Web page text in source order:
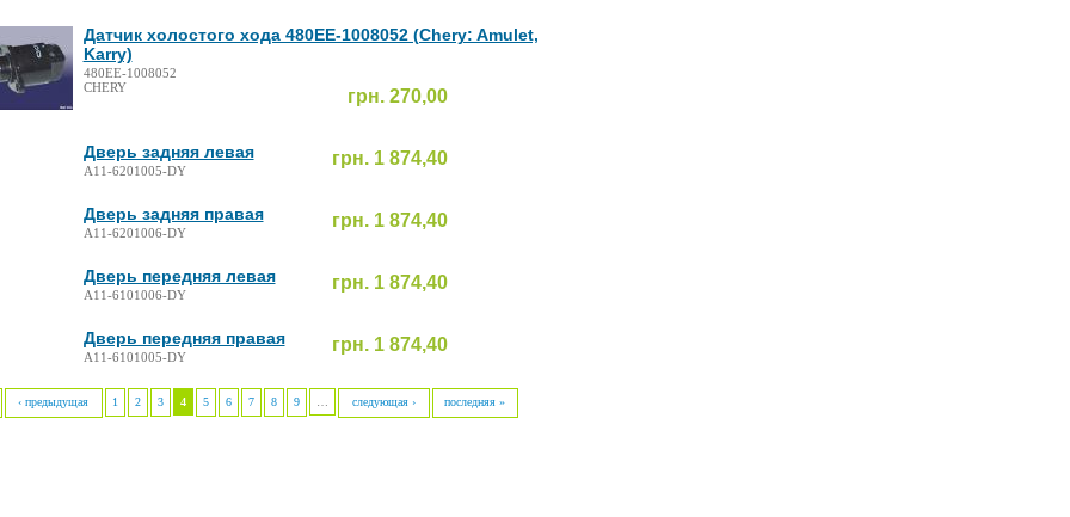
Датчик холостого хода 480EE-1008052 (Chery: Amulet,
Karry)
грн. 270,00
480EE-1008052
CHERY
Дверь задняя левая грн. 1 874,40
A11-6201005-DY
Дверь задняя правая грн. 1 874,40
A11-6201006-DY
Дверь передняя левая грн. 1 874,40
A11-6101006-DY
Дверь передняя правая грн. 1 874,40
A11-6101005-DY
‹ предыдущая 1 2 3 4 5 6 7 8 9 следующая › последняя »